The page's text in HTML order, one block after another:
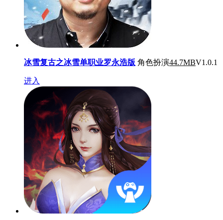
冰雪复古之冰雪单职业罗永浩版 角色扮演44.7MBV1.0.1
进入